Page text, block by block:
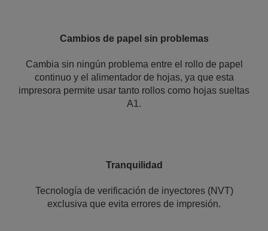
Cambios de papel sin problemas
Cambia sin ningún problema entre el rollo de papel
continuo y el alimentador de hojas, ya que esta
impresora permite usar tanto rollos como hojas sueltas
A1.
Tranquilidad
Tecnología de verificación de inyectores (NVT)
exclusiva que evita errores de impresión.